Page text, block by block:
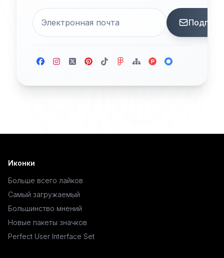
Иконки
Больше всего лайков
Самый загружаемый
Большинство мнений
Новые пакеты значков
Perfect User Interface Set